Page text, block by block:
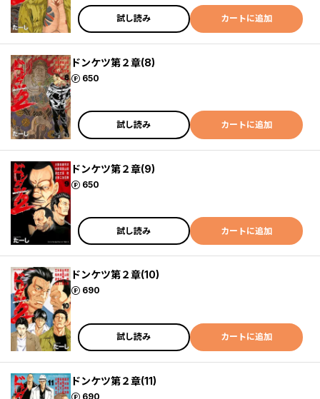
試し読み カートに追加
ドンケツ第２章(8)
650
ポイント
試し読み カートに追加
ドンケツ第２章(9)
650
ポイント
試し読み カートに追加
ドンケツ第２章(10)
690
ポイント
試し読み カートに追加
ドンケツ第２章(11)
690
ポイント